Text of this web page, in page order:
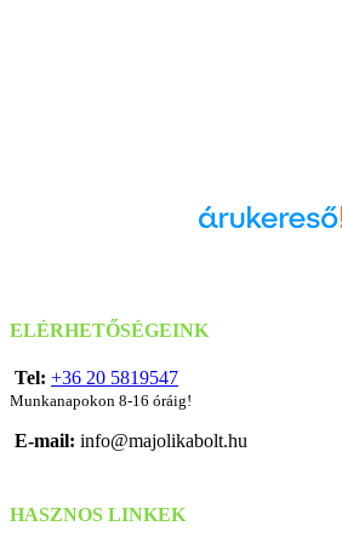
ELÉRHETŐSÉGEINK
Tel: +36 20 5819547
Munkanapokon 8-16 óráig!
E-mail: info@majolikabolt.hu
HASZNOS LINKEK